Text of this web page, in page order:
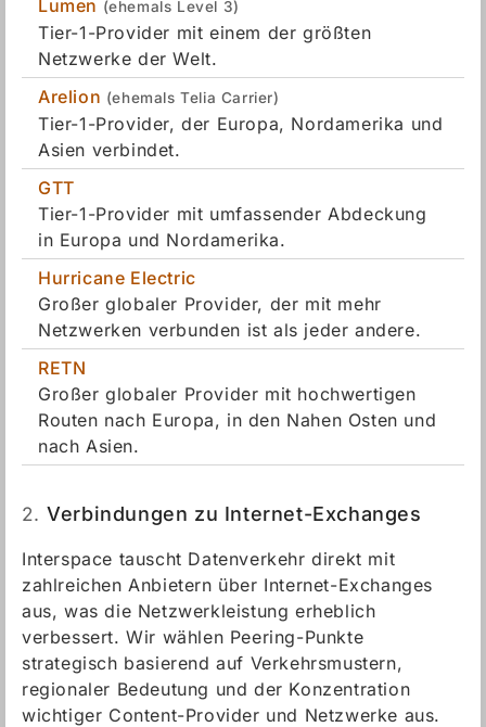
Lumen (ehemals Level 3)
Tier-1-Provider mit einem der größten
Netzwerke der Welt.
Arelion (ehemals Telia Carrier)
Tier-1-Provider, der Europa, Nordamerika und
Asien verbindet.
GTT
Tier-1-Provider mit umfassender Abdeckung
in Europa und Nordamerika.
Hurricane Electric
Großer globaler Provider, der mit mehr
Netzwerken verbunden ist als jeder andere.
RETN
Großer globaler Provider mit hochwertigen
Routen nach Europa, in den Nahen Osten und
nach Asien.
2. Verbindungen zu Internet-Exchanges
Interspace tauscht Datenverkehr direkt mit
zahlreichen Anbietern über Internet-Exchanges
aus, was die Netzwerkleistung erheblich
verbessert. Wir wählen Peering-Punkte
strategisch basierend auf Verkehrsmustern,
regionaler Bedeutung und der Konzentration
wichtiger Content-Provider und Netzwerke aus.